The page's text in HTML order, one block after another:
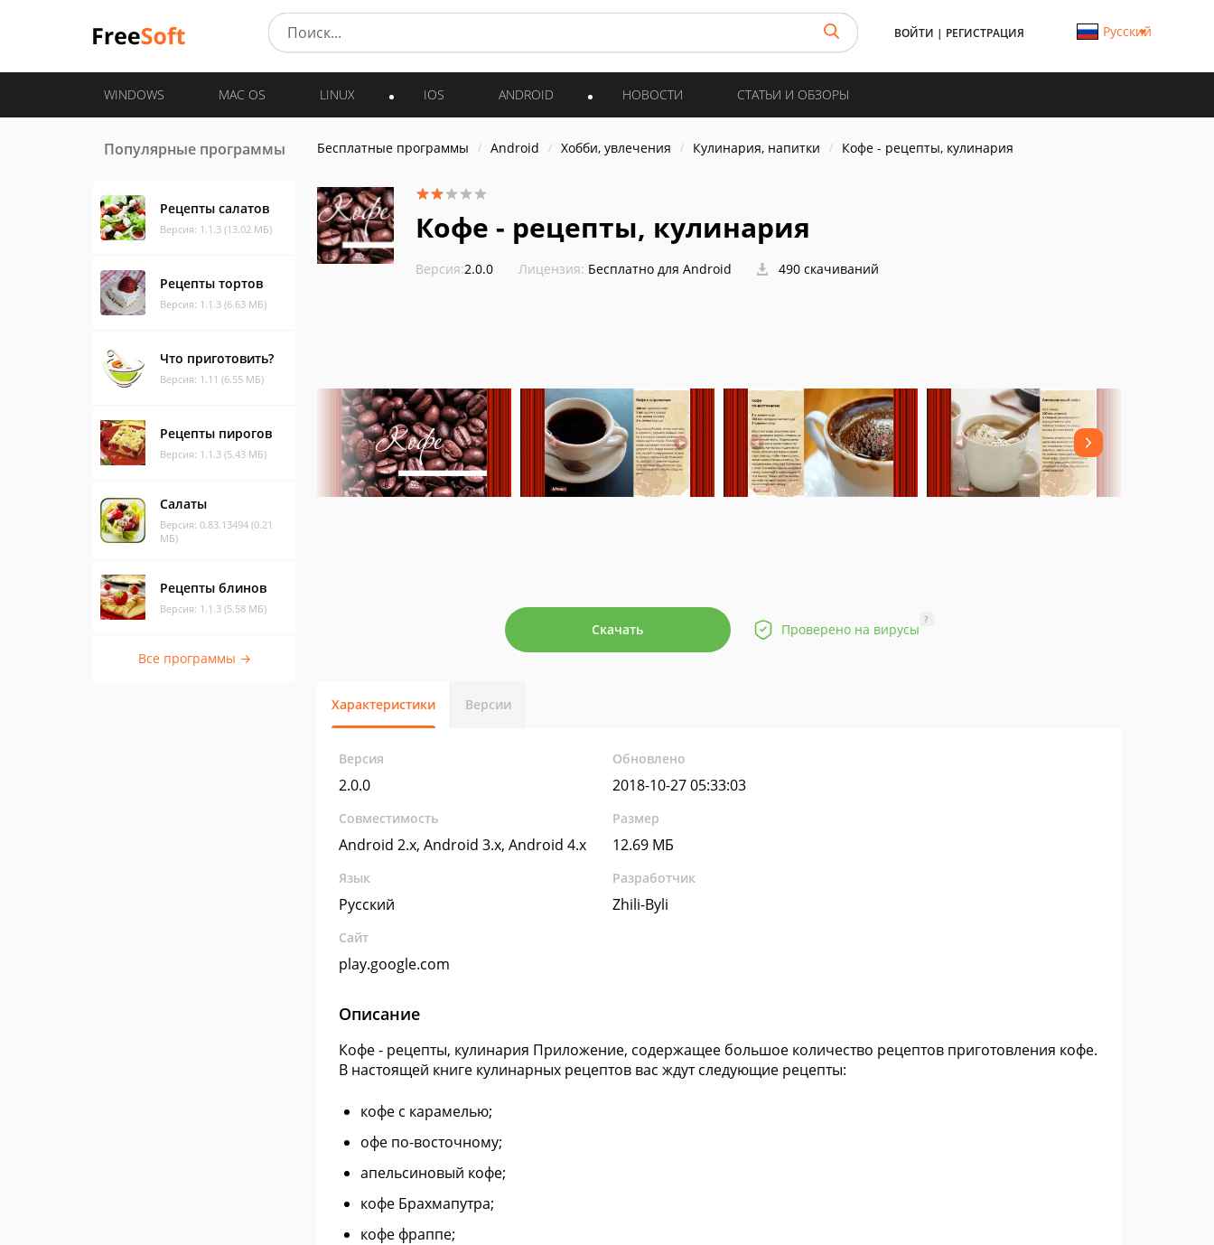
ВОЙТИ | РЕГИСТРАЦИЯ Русский
WINDOWS MAC OS LINUX IOS ANDROID НОВОСТИ СТАТЬИ И ОБЗОРЫ
Популярные программы
Рецепты салатов
Версия: 1.1.3 (13.02 МБ)
Рецепты тортов
Версия: 1.1.3 (6.63 МБ)
Что приготовить?
Версия: 1.11 (6.55 МБ)
Рецепты пирогов
Версия: 1.1.3 (5.43 МБ)
Салаты
Версия: 0.83.13494 (0.21
МБ)
Рецепты блинов
Версия: 1.1.3 (5.58 МБ)
Все программы →
Бесплатные программы Android Хобби, увлечения Кулинария, напитки Кофе - рецепты, кулинария
Кофе - рецепты, кулинария
Версия:2.0.0 Лицензия: Бесплатно для Android 490 скачиваний
Скачать Проверено на вирусы
?
Характеристики Версии
Версия
2.0.0
Обновлено
2018-10-27 05:33:03
Совместимость
Android 2.x, Android 3.x, Android 4.x
Размер
12.69 МБ
Язык
Русский
Разработчик
Zhili-Byli
Сайт
play.google.com
Описание
Кофе - рецепты, кулинария Приложение, содержащее большое количество рецептов приготовления кофе.
В настоящей книге кулинарных рецептов вас ждут следующие рецепты:
кофе с карамелью;
офе по-восточному;
апельсиновый кофе;
кофе Брахмапутра;
кофе фраппе;